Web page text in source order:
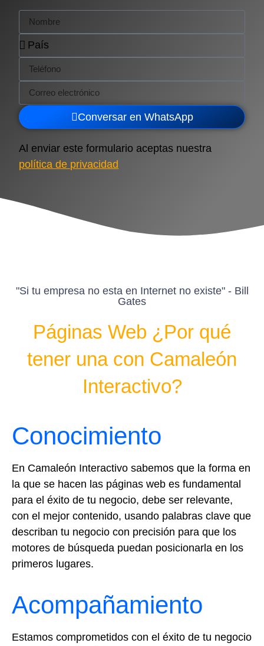
Conversar en WhatsApp
Al enviar este formulario aceptas nuestra
política de privacidad
"Si tu empresa no esta en Internet no existe" - Bill
Gates
Páginas Web ¿Por qué
tener una con Camaleón
Interactivo?
Conocimiento
En Camaleón Interactivo sabemos que la forma en
la que se hacen las páginas web es fundamental
para el éxito de tu negocio, debe ser relevante,
con el mejor contenido, usando palabras clave que
describan tu negocio con precisión para que los
motores de búsqueda puedan posicionarla en los
primeros lugares.
Acompañamiento
Estamos comprometidos con el éxito de tu negocio